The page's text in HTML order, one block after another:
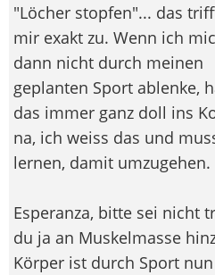
"Löcher stopfen"... das
mir exakt zu. Wenn ich
dann nicht durch meinen
geplanten Sport ablenke,
das immer ganz doll ins
na, ich weiss das und
lernen, damit umzugehen.
Esperanza, bitte sei nicht
du ja an Muskelmasse
Körper ist durch Sport